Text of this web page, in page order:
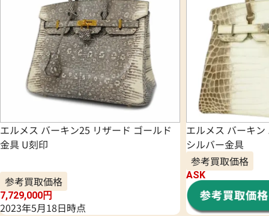
エルメス バーキン25 リザード ゴールド
金具 U刻印
参考買取価格
7,729,000円
2023年5月18日時点
エルメス バーキ
シルバー金具
参考買取価格
ASK